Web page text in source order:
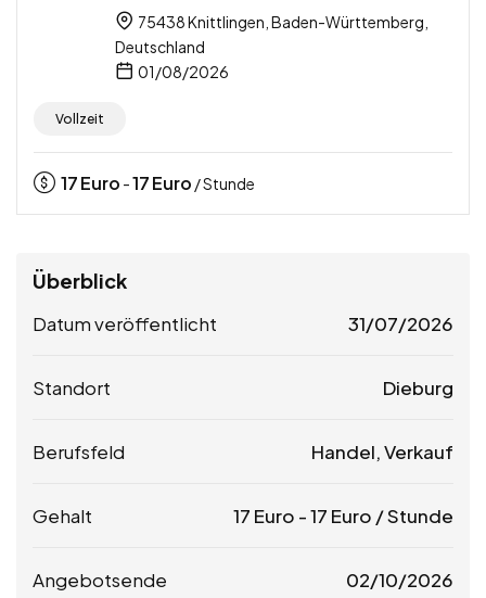
75438 Knittlingen, Baden-Württemberg,
Deutschland
01/08/2026
Vollzeit
17Euro -17Euro / Stunde
Überblick
Datum veröffentlicht 31/07/2026
Standort Dieburg
Berufsfeld Handel, Verkauf
Gehalt 17 Euro -17 Euro / Stunde
Angebotsende 02/10/2026